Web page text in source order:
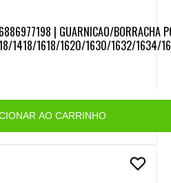
| GUARNICAO/BORRACHA
1418/1618/1620/1630/1632/1634/
709/710/912/914 (4900MM)
AO CARRINHO